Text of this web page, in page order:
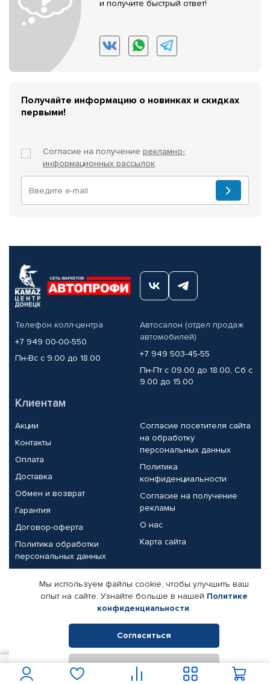
и получите быстрый ответ!
Получайте информацию о новинках и скидках
первыми!
Согласие на получение рекламно-
информационных рассылок
Телефон колл-центра
+7 949 00-00-550
Пн-Вс с 9.00 до 18.00
Автосалон (отдел продаж
автомобилей)
+7 949 503-45-55
Пн-Пт с 09.00 до 18.00, Сб с
9.00 до 15.00
Клиентам
Акции
Контакты
Оплата
Доставка
Обмен и возврат
Гарантия
Договор-оферта
Политика обработки
персональных данных
Согласие посетителя сайта
на обработку
персональных данных
Политика
конфиденциальности
Согласие на получение
рекламы
О нас
Карта сайта
Партнерам
Корпоративным клиентам
Поставщикам
Реквизиты компании
© КАМАЗ ЦЕНТР ДОНЕЦК, 2015-2026. Все права защищены.
Интернет-магазин автомобильных товаров Автопрофи.
Мы используем файлы cookie, чтобы улучшить ваш
опыт на сайте. Узнайте больше в нашей Политике
конфиденциальности.
Согласиться
Отклонить
В корзину